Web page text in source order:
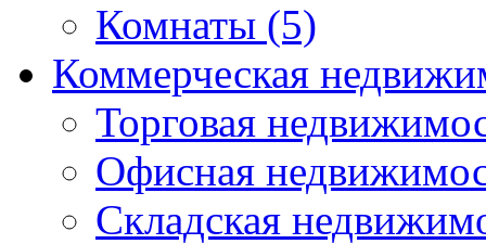
Комнаты (5)
Коммерческая
Торговая
Офисная
Складская